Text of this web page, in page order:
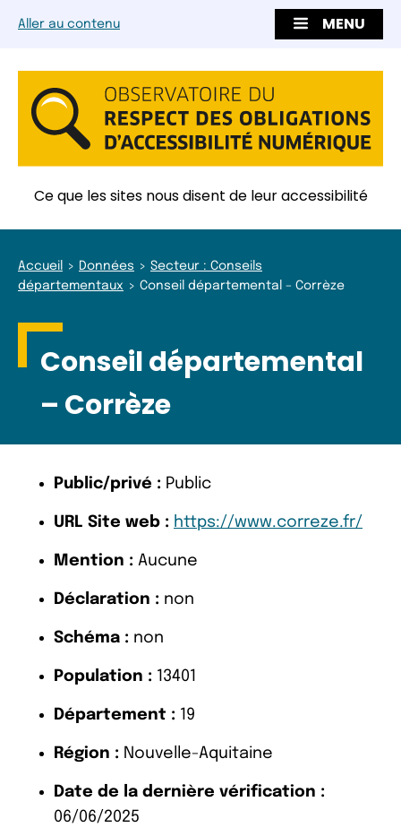
Aller au contenu MENU
Ce que les sites nous disent de leur accessibilité
Accueil Données
Secteur : Conseils
départementaux
Conseil départemental – Corrèze
Conseil départemental
– Corrèze
Public/privé : Public
URL Site web : https://www.correze.fr/
Mention : Aucune
Déclaration : non
Schéma : non
Population : 13401
Département : 19
Région : Nouvelle-Aquitaine
Date de la dernière vérification :
06/06/2025